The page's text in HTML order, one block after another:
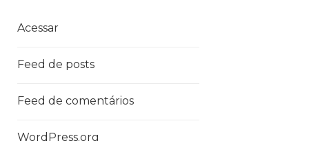
Acessar
Feed de posts
Feed de comentários
WordPress.org